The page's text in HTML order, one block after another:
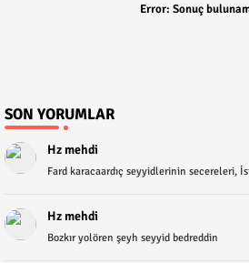
Error: Sonuç
SON YORUMLAR
Hz mehdi
Fard karacaardıç seyyidlerinin secereleri,
Hz mehdi
Bozkır yolören şeyh seyyid bedreddin